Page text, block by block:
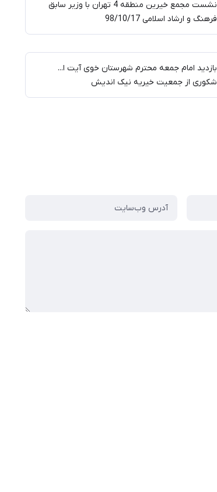
نشست مجمع خیرین منطقه 4 تهران با وزیر سابق
فرهنگ و ارشاد اسلامی 98/10/17
بازدید امام جمعه محترم شهرستان خوی آیت ا...
شکوری از جمعیت خیریه نیک اندیش